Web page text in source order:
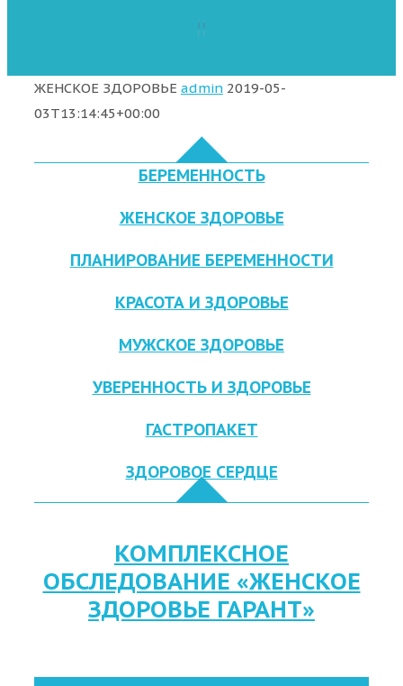
ЖЕНСКОЕ ЗДОРОВЬЕ admin 2019-05-
03T13:14:45+00:00
БЕРЕМЕННОСТЬ
ЖЕНСКОЕ ЗДОРОВЬЕ
ПЛАНИРОВАНИЕ БЕРЕМЕННОСТИ
КРАСОТА И ЗДОРОВЬЕ
МУЖСКОЕ ЗДОРОВЬЕ
УВЕРЕННОСТЬ И ЗДОРОВЬЕ
ГАСТРОПАКЕТ
ЗДОРОВОЕ СЕРДЦЕ
КОМПЛЕКСНОЕ
ОБСЛЕДОВАНИЕ «ЖЕНСКОЕ
ЗДОРОВЬЕ ГАРАНТ»